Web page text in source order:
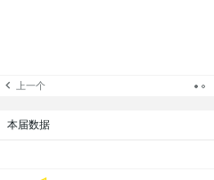
上一个
本届数据